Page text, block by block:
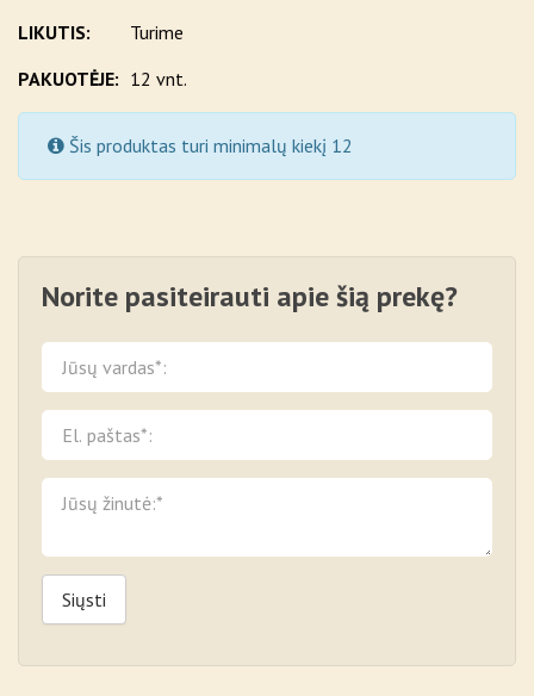
LIKUTIS:
Turime
PAKUOTĖJE: 12 vnt.
Šis produktas turi minimalų kiekį 12
Norite pasiteirauti apie šią prekę?
Siųsti